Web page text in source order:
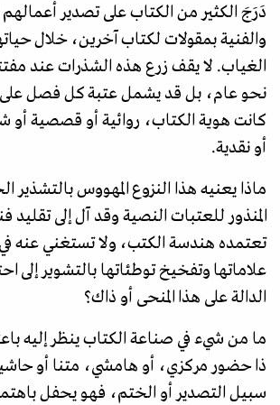
دَرَجَ الكثير من الكتاب على تصدير أعمالهم
والفنية بمقولات لكتاب آخرين، خلال
الغياب. لا يقف زرع هذه الشذرات عند
نحو عام، بل قد يشمل عتبة كل فصل
كانت هوية الكتاب، روائية أو قصصية أو
أو نقدية.
ماذا يعنيه هذا النزوع المهووس بالتشذير
المنذور للعتبات النصية وقد آل إلى تقليد
تعتمده هندسة الكتب، ولا تستغني عنه في
علاماتها وتفخيخ توطئاتها بالتشوير إلى
الدالة على هذا المنحى أو ذاك؟
ما من شيء في صناعة الكتاب ينظر إليه
ذا حضور مركزي، أو هامشي، متنا أو
سبيل التصدير أو الختم، فهو يحفل